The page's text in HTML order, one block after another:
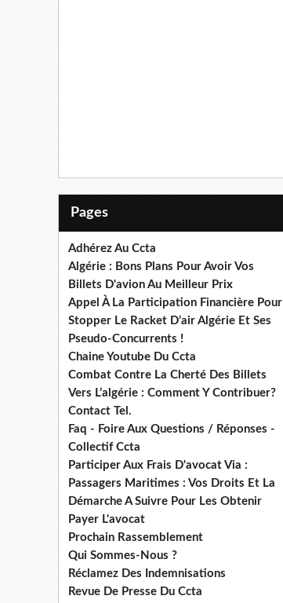
Pages
Adhérez Au Ccta
Algérie : Bons Plans Pour Avoir Vos
Billets D'avion Au Meilleur Prix
Appel À La Participation Financière Pour
Stopper Le Racket D’air Algérie Et Ses
Pseudo-Concurrents !
Chaine Youtube Du Ccta
Combat Contre La Cherté Des Billets
Vers L’algérie : Comment Y Contribuer?
Contact Tel.
Faq - Foire Aux Questions / Réponses -
Collectif Ccta
Participer Aux Frais D'avocat Via :
Passagers Maritimes : Vos Droits Et La
Démarche A Suivre Pour Les Obtenir
Payer L'avocat
Prochain Rassemblement
Qui Sommes-Nous ?
Réclamez Des Indemnisations
Revue De Presse Du Ccta